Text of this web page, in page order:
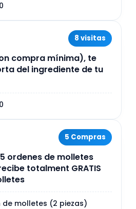
8 visitas
compra mínima), te
del ingrediente de tu
5 Compras
ordenes de molletes
totalment GRATIS
de molletes (2 piezas)